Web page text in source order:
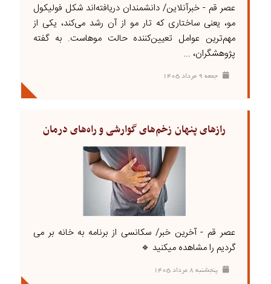
عصر قم - خبرآنلاین/ دانشمندان دریافته‌اند شکل فولیکول
مو، یعنی ساختاری که تار مو از آن رشد می‌کند، یکی از
مهم‌ترین عوامل تعیین‌کننده حالت موهاست. به گفته
پژوهشگران، ...
جمعه ۹ مرداد ۱۴۰۵
رازهای پنهان زخم‌های گوارشی و راه‌های درمان
عصر قم - آخرین خبر/ سکانسی از برنامه به خانه بر می
گردیم را مشاهده میکنید 🔹
پنجشنبه ۸ مرداد ۱۴۰۵